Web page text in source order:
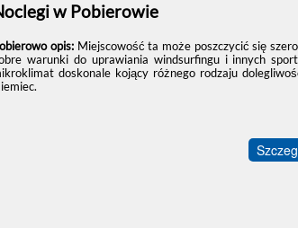
w Pobierowie
opis: Miejscowość ta może poszczycić się
warunki do uprawiania windsurfingu i innych
doskonale kojący różnego rodzaju